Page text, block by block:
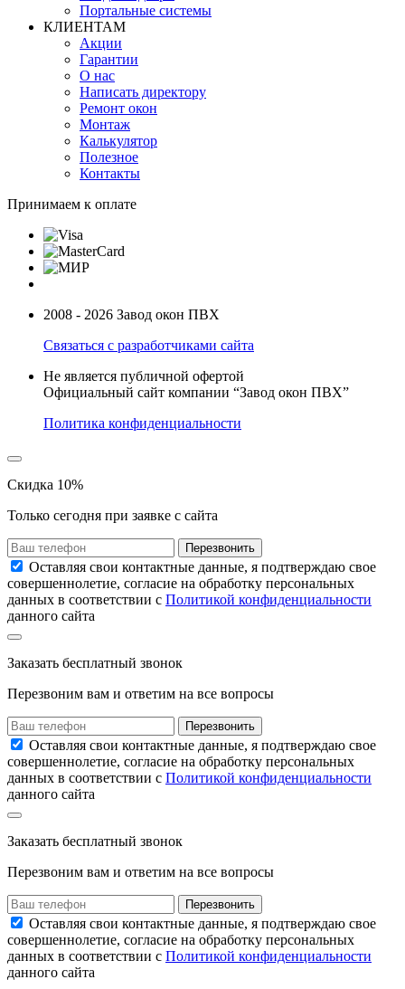
Портальные системы
КЛИЕНТАМ
Акции
Гарантии
О нас
Написать директору
Ремонт окон
Монтаж
Калькулятор
Полезное
Контакты
Принимаем к оплате
2008 - 2026 Завод окон ПВХ
Связаться с разработчиками сайта
Не является публичной офертой
Официальный сайт компании “Завод окон ПВХ”
Политика конфиденциальности
Скидка 10%
Только сегодня при заявке с сайта
Перезвонить
Оставляя свои контактные данные, я подтверждаю свое
совершеннолетие, согласие на обработку персональных
данных в соответствии с Политикой конфиденциальности
данного сайта
Заказать бесплатный звонок
Перезвоним вам и ответим на все вопросы
Перезвонить
Оставляя свои контактные данные, я подтверждаю свое
совершеннолетие, согласие на обработку персональных
данных в соответствии с Политикой конфиденциальности
данного сайта
Заказать бесплатный звонок
Перезвоним вам и ответим на все вопросы
Перезвонить
Оставляя свои контактные данные, я подтверждаю свое
совершеннолетие, согласие на обработку персональных
данных в соответствии с Политикой конфиденциальности
данного сайта